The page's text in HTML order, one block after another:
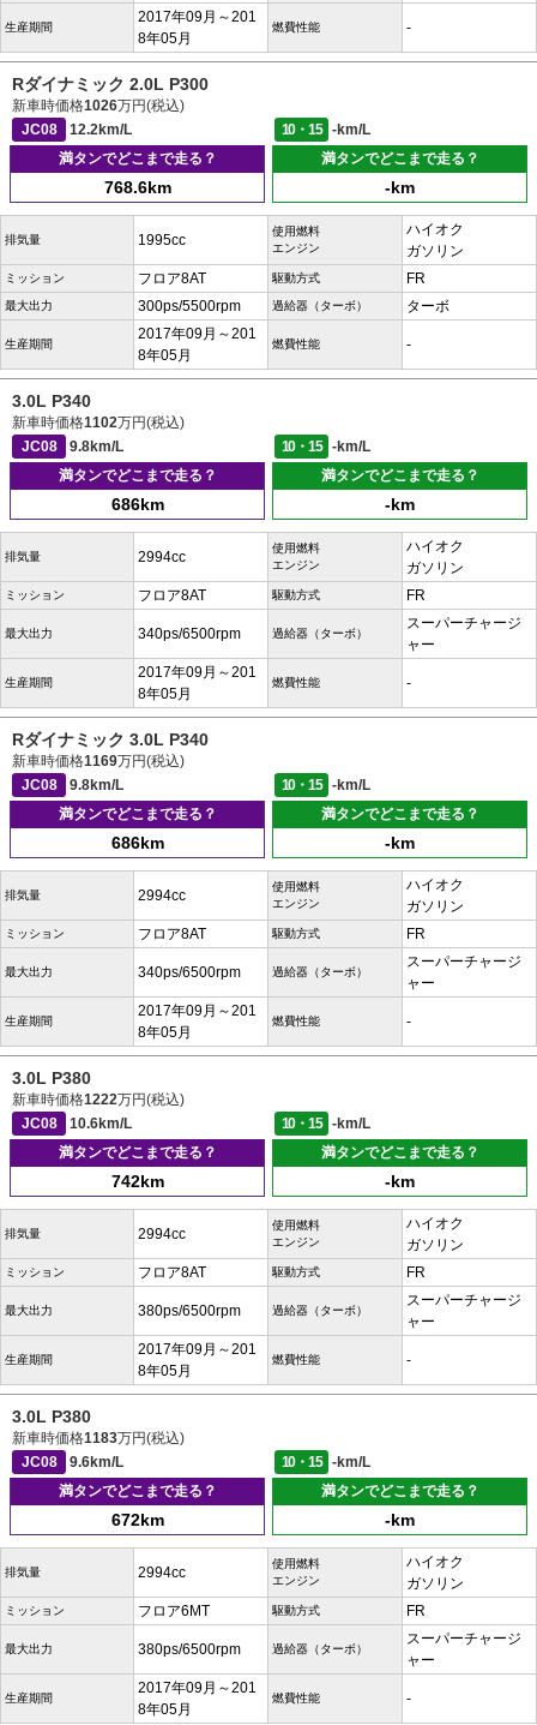
生産期間
2017年09月～201
8年05月
燃費性能 -
Rダイナミック 2.0L P300
新車時価格1026万円(税込)
JC08
12.2km/L 10・15
-km/L
満タンでどこまで走る？
768.6km
満タンでどこまで走る？
-km
排気量 1995cc
使用燃料
エンジン
ハイオク
ガソリン
ミッション フロア8AT 駆動方式 FR
最大出力 300ps/5500rpm 過給器（ターボ） ターボ
生産期間
2017年09月～201
8年05月
燃費性能 -
3.0L P340
新車時価格1102万円(税込)
JC08
9.8km/L 10・15
-km/L
満タンでどこまで走る？
686km
満タンでどこまで走る？
-km
排気量 2994cc
使用燃料
エンジン
ハイオク
ガソリン
ミッション フロア8AT 駆動方式 FR
最大出力 340ps/6500rpm 過給器（ターボ）
スーパーチャージ
ャー
生産期間
2017年09月～201
8年05月
燃費性能 -
Rダイナミック 3.0L P340
新車時価格1169万円(税込)
JC08
9.8km/L 10・15
-km/L
満タンでどこまで走る？
686km
満タンでどこまで走る？
-km
排気量 2994cc
使用燃料
エンジン
ハイオク
ガソリン
ミッション フロア8AT 駆動方式 FR
最大出力 340ps/6500rpm 過給器（ターボ）
スーパーチャージ
ャー
生産期間
2017年09月～201
8年05月
燃費性能 -
3.0L P380
新車時価格1222万円(税込)
JC08
10.6km/L 10・15
-km/L
満タンでどこまで走る？
742km
満タンでどこまで走る？
-km
排気量 2994cc
使用燃料
エンジン
ハイオク
ガソリン
ミッション フロア8AT 駆動方式 FR
最大出力 380ps/6500rpm 過給器（ターボ）
スーパーチャージ
ャー
生産期間
2017年09月～201
8年05月
燃費性能 -
3.0L P380
新車時価格1183万円(税込)
JC08
9.6km/L 10・15
-km/L
満タンでどこまで走る？
672km
満タンでどこまで走る？
-km
排気量 2994cc
使用燃料
エンジン
ハイオク
ガソリン
ミッション フロア6MT 駆動方式 FR
最大出力 380ps/6500rpm 過給器（ターボ）
スーパーチャージ
ャー
生産期間
2017年09月～201
8年05月
燃費性能 -